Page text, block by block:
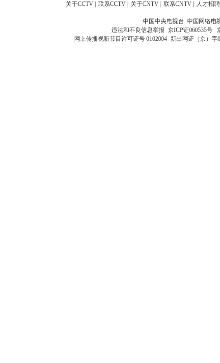
关于CCTV 联系CCTV 关于CNTV 联系CNTV 人才招聘
中国中央电视台 中国网络电
违法和不良信息举报 京ICP证060535号
网上传播视听节目许可证号 0102004 新出网证（京）